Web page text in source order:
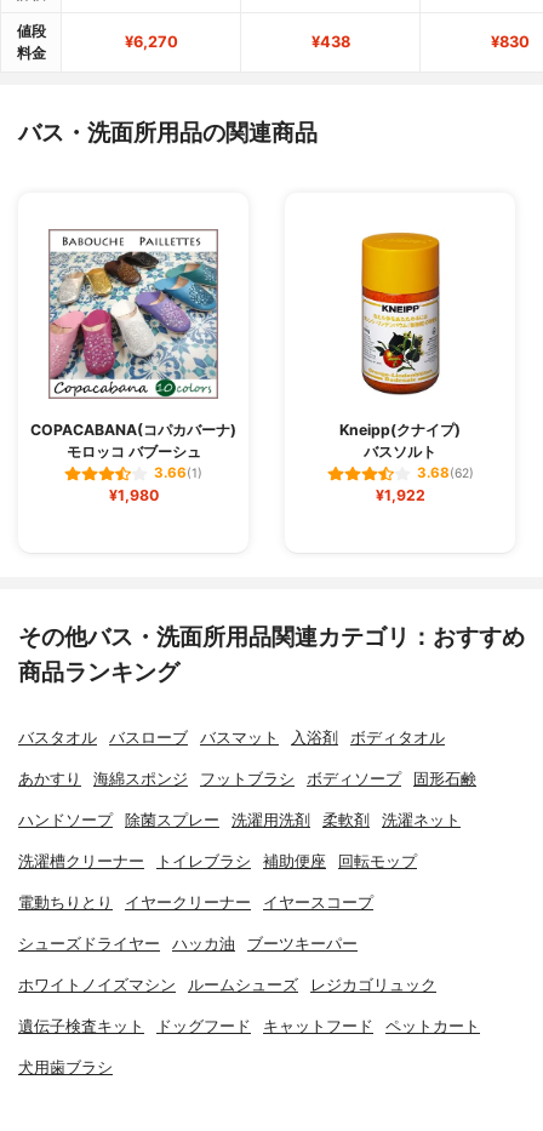
値段
料金
¥6,270 ¥438 ¥830
バス・洗面所用品の関連商品
COPACABANA(コパカバーナ)
モロッコ バブーシュ
3.66(1)
¥1,980
Kneipp(クナイプ)
バスソルト
3.68(62)
¥1,922
その他バス・洗面所用品関連カテゴリ：おすすめ
商品ランキング
バスタオル バスローブ バスマット 入浴剤 ボディタオル
あかすり 海綿スポンジ フットブラシ ボディソープ 固形石鹸
ハンドソープ 除菌スプレー 洗濯用洗剤 柔軟剤 洗濯ネット
洗濯槽クリーナー トイレブラシ 補助便座 回転モップ
電動ちりとり イヤークリーナー イヤースコープ
シューズドライヤー ハッカ油 ブーツキーパー
ホワイトノイズマシン ルームシューズ レジカゴリュック
遺伝子検査キット ドッグフード キャットフード ペットカート
犬用歯ブラシ